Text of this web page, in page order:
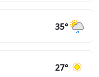
35°
27°